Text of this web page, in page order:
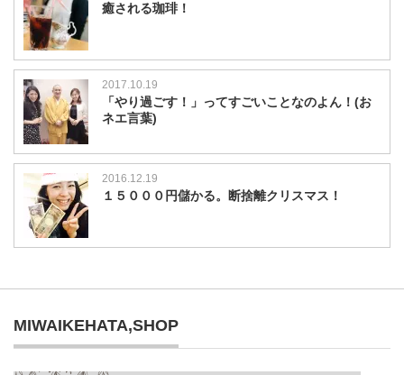
癒される珈琲！
2017.10.19
「やり過ごす！」ってすごいことなのよん！(お
ネエ言葉)
2016.12.19
１５０００円儲かる。断捨離クリスマス！
MIWAIKEHATA,SHOP